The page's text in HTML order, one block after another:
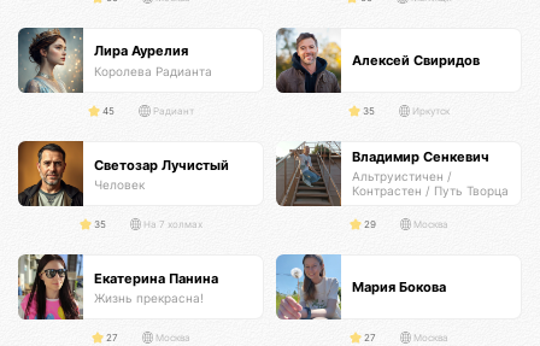
Лира Аурелия
Королева Радианта
45 Радиант
Алексей Свиридов
35 Иркутск
Светозар Лучистый
Человек
35 На 7 холмах
Владимир Сенкевич
Альтруистичен /
Контрастен / Путь Творца
29 Москва
Екатерина Панина
Жизнь прекрасна!
27 Москва
Мария Бокова
27 Москва